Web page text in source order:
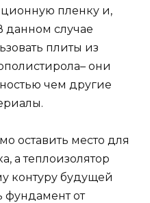
пленку и,
данном случае
плиты из
они
чем другие
оставить место для
а теплоизолятор
контуру будущей
фундамент от